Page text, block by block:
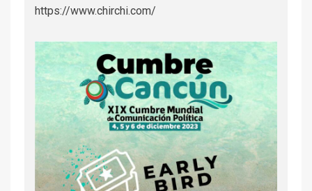
https://www.chirchi.com/